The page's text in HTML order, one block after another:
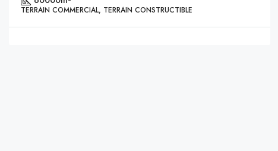
TERRAIN COMMERCIAL, TERRAIN CONSTRUCTIBLE